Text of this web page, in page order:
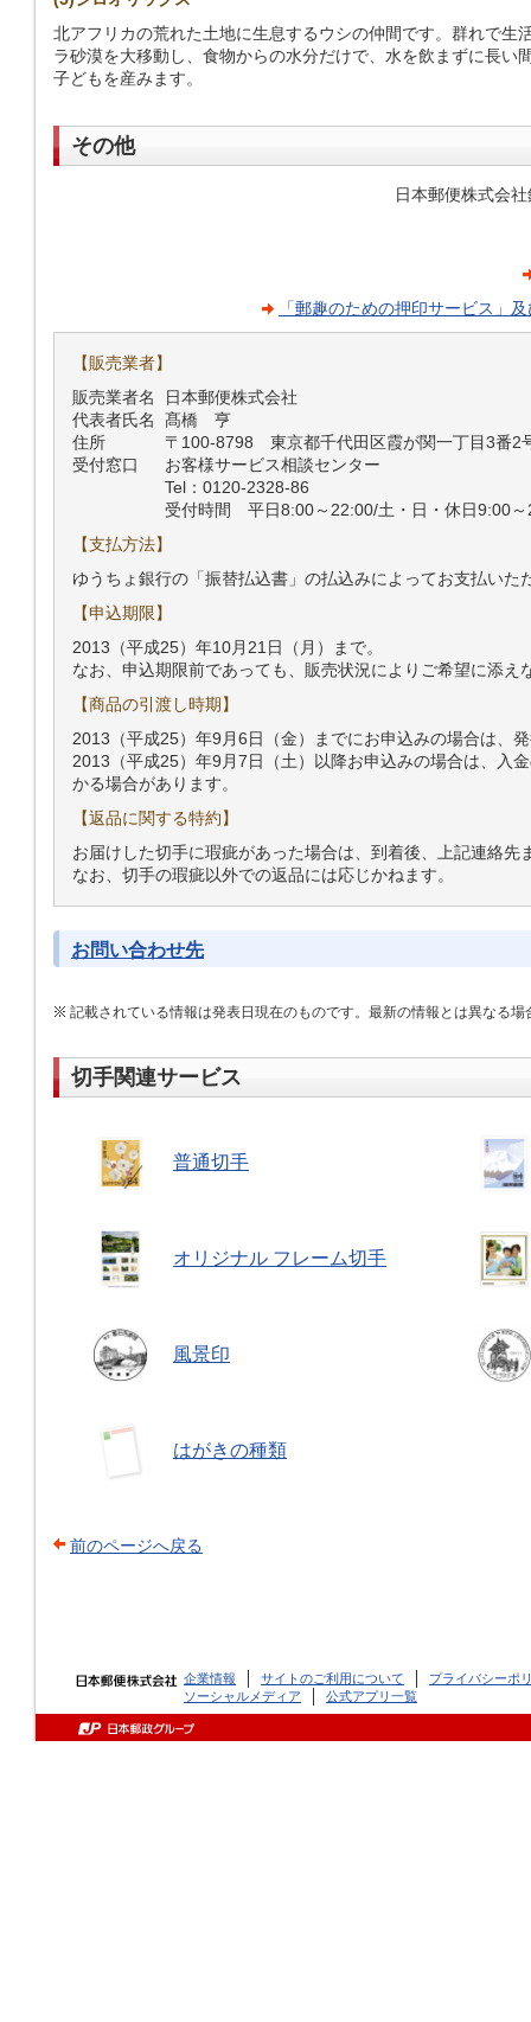
北アフリカの荒れた土地に生息するウシの仲間です。群れで生
ラ砂漠を大移動し、食物からの水分だけで、水を飲まずに長い
子どもを産みます。
その他
日本郵便株式会
「郵趣のための押印サービス」
【販売業者】
販売業者名
日本郵便株式会社
代表者氏名 髙橋 亨
住所
〒100-8798 東京都千代田区霞が関一丁目3番2
受付窓口
お客様サービス相談センター
Tel：0120-2328-86
受付時間 平日8:00～22:00/土・日・休日9:00～
【支払方法】
ゆうちょ銀行の「振替払込書」の払込みによってお支払いた
【申込期限】
2013（平成25）年10月21日（月）まで。
なお、申込期限前であっても、販売状況によりご希望に添え
【商品の引渡し時期】
2013（平成25）年9月6日（金）までにお申込みの場合は、
2013（平成25）年9月7日（土）以降お申込みの場合は、入
かる場合があります。
【返品に関する特約】
お届けした切手に瑕疵があった場合は、到着後、上記連絡先
なお、切手の瑕疵以外での返品には応じかねます。
お問い合わせ先
記載されている情報は発表日現在のものです。最新の情報とは異なる
切手関連サービス
普通切手
オリジナル フレーム切手
風景印
はがきの種類
前のページへ戻る
企業情報 サイトのご利用について
プライバシーポ
ソーシャルメディア
公式アプリ一覧